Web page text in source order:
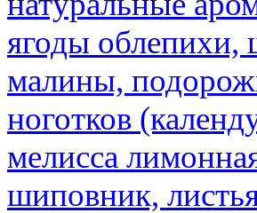
ягоды
малины,
ноготков
мелисса
шиповник,